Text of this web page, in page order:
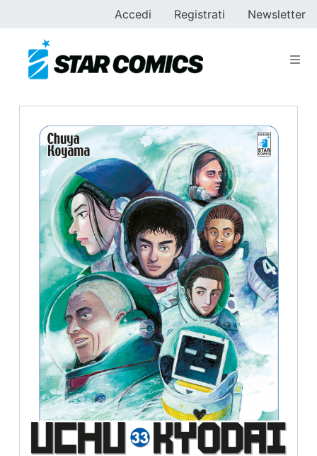
Accedi Registrati Newsletter